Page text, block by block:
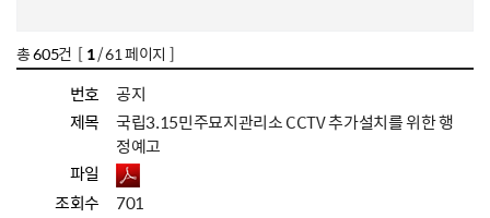
총605건 [ 1/ 61 페이지 ]
번호
공지
제목
국립3.15민주묘지관리소 CCTV 추가설치를 위한 행
정예고
파일
조회수
701